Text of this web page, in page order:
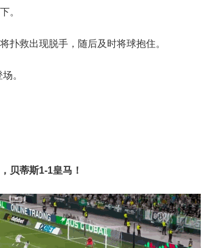
。
扑救出现脱手，随后及时将球抱住。
。
贝蒂斯1-1皇马！